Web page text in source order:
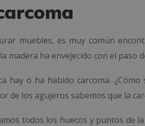
muebles, es muy común
madera ha envejecido con el paso
hay o ha habido carcoma.
de los agujeros sabemos que la
todos los huecos y puntos de